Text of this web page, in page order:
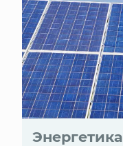
Энергетика